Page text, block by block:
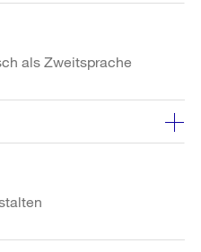
als Zweitsprache